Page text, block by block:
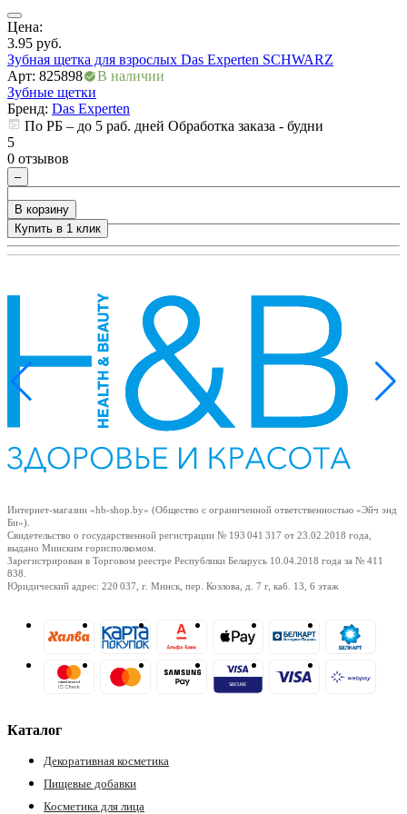
Цена:
3.95 руб.
Зубная щетка для взрослых Das Experten SCHWARZ
Арт: 825898
В наличии
Зубные щетки
Бренд: Das Experten
По РБ – до 5 раб. дней Обработка заказа - будни
5
0 отзывов
–
+
В корзину
Купить в 1 клик
Интернет-магазин «hb-shop.by» (Общество с ограниченной ответственностью «Эйч энд
Би»).
Свидетельство о государственной регистрации № 193 041 317 от 23.02.2018 года,
выдано Минским горисполкомом.
Зарегистрирован в Торговом реестре Республики Беларусь 10.04.2018 года за № 411
838.
Юридический адрес: 220 037, г. Минск, пер. Козлова, д. 7 г, каб. 13, 6 этаж
Каталог
Декоративная косметика
Пищевые добавки
Косметика для лица